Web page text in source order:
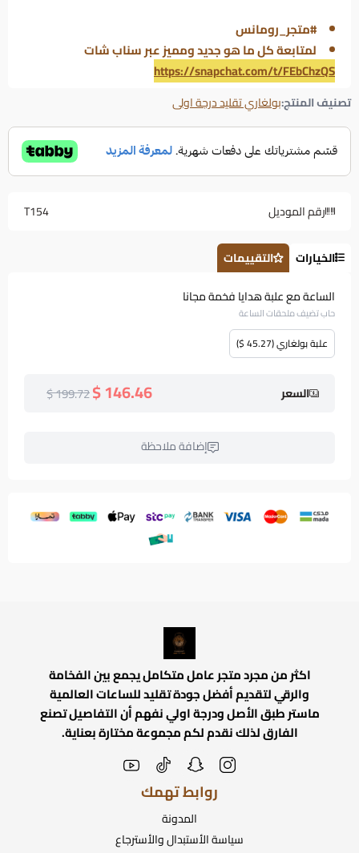
#متجر_رومانس
لمتابعة كل ما هو جديد ومميز عبر سناب شات
https://snapchat.com/t/FEbChzQS
تصنيف المنتج:بولغاري تقليد درجة اولى
رقم الموديل T154
الخيارات
التقييمات
الساعة مع علبة هدايا فخمة مجانا
حاب تضيف ملحقات الساعة
علبة بولغاري (45.27 $)
السعر 146.46 $
199.72 $
إضافة ملاحظة
اكثر من مجرد متجر عامل متكامل يجمع بين الفخامة
والرقي لتقديم أفضل جودة تقليد للساعات العالمية
ماستر طبق الأصل ودرجة اولي نفهم أن التفاصيل تصنع
الفارق لذلك نقدم لكم مجموعة مختارة بعناية.
روابط تهمك
المدونة
سياسة الأستبدال والأسترجاع